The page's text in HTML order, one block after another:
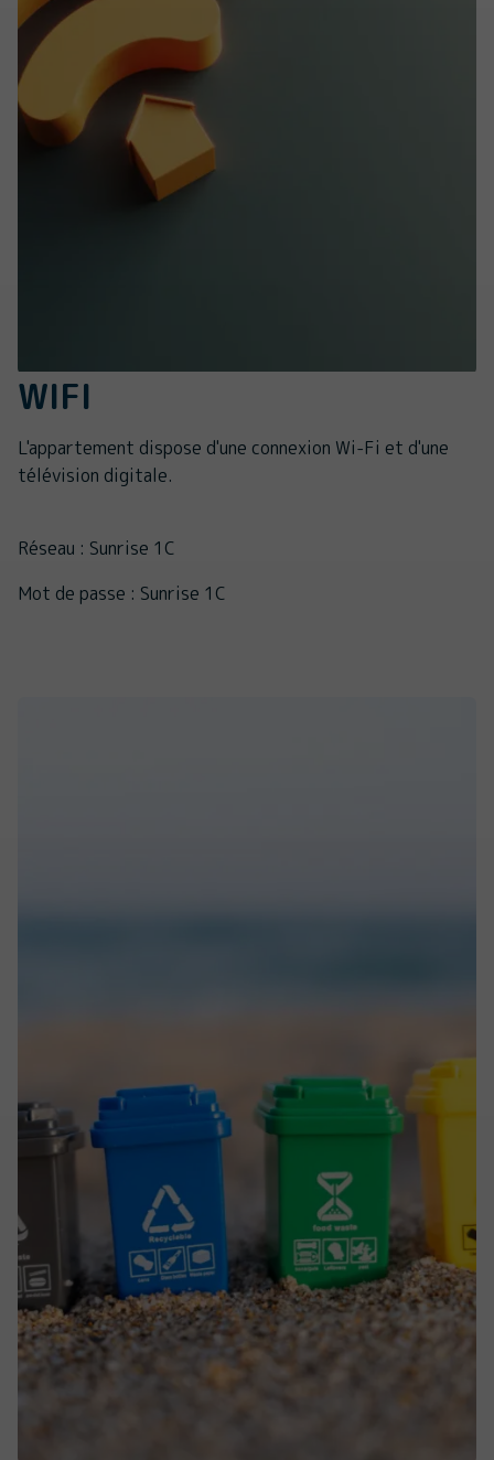
WIFI
L'appartement dispose d'une connexion Wi-Fi et d'une
télévision digitale.
Réseau : Sunrise 1C
Mot de passe : Sunrise 1C